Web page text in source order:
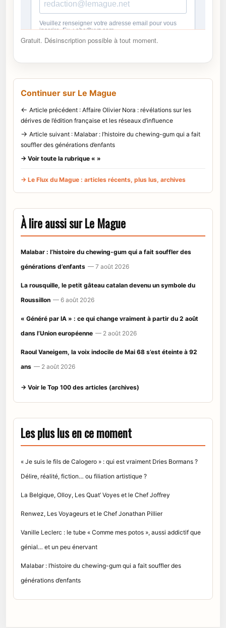
Gratuit. Désinscription possible à tout moment.
Continuer sur Le Mague
← Article précédent : Affaire Olivier Nora : révélations sur les
dérives de l’édition française et les réseaux d’influence
→ Article suivant : Malabar : l’histoire du chewing-gum qui a fait
souffler des générations d’enfants
→ Voir toute la rubrique « »
→ Le Flux du Mague : articles récents, plus lus, archives
À lire aussi sur Le Mague
Malabar : l’histoire du chewing-gum qui a fait souffler des
générations d’enfants — 7 août 2026
La rousquille, le petit gâteau catalan devenu un symbole du
Roussillon — 6 août 2026
« Généré par IA » : ce qui change vraiment à partir du 2 août
dans l’Union européenne — 2 août 2026
Raoul Vaneigem, la voix indocile de Mai 68 s’est éteinte à 92
ans — 2 août 2026
→ Voir le Top 100 des articles (archives)
Les plus lus en ce moment
« Je suis le fils de Calogero » : qui est vraiment Dries Bormans ?
Délire, réalité, fiction… ou filiation artistique ?
La Belgique, Olloy, Les Quat’ Voyes et le Chef Joffrey
Renwez, Les Voyageurs et le Chef Jonathan Pillier
Vanille Leclerc : le tube « Comme mes potos », aussi addictif que
génial… et un peu énervant
Malabar : l’histoire du chewing-gum qui a fait souffler des
générations d’enfants